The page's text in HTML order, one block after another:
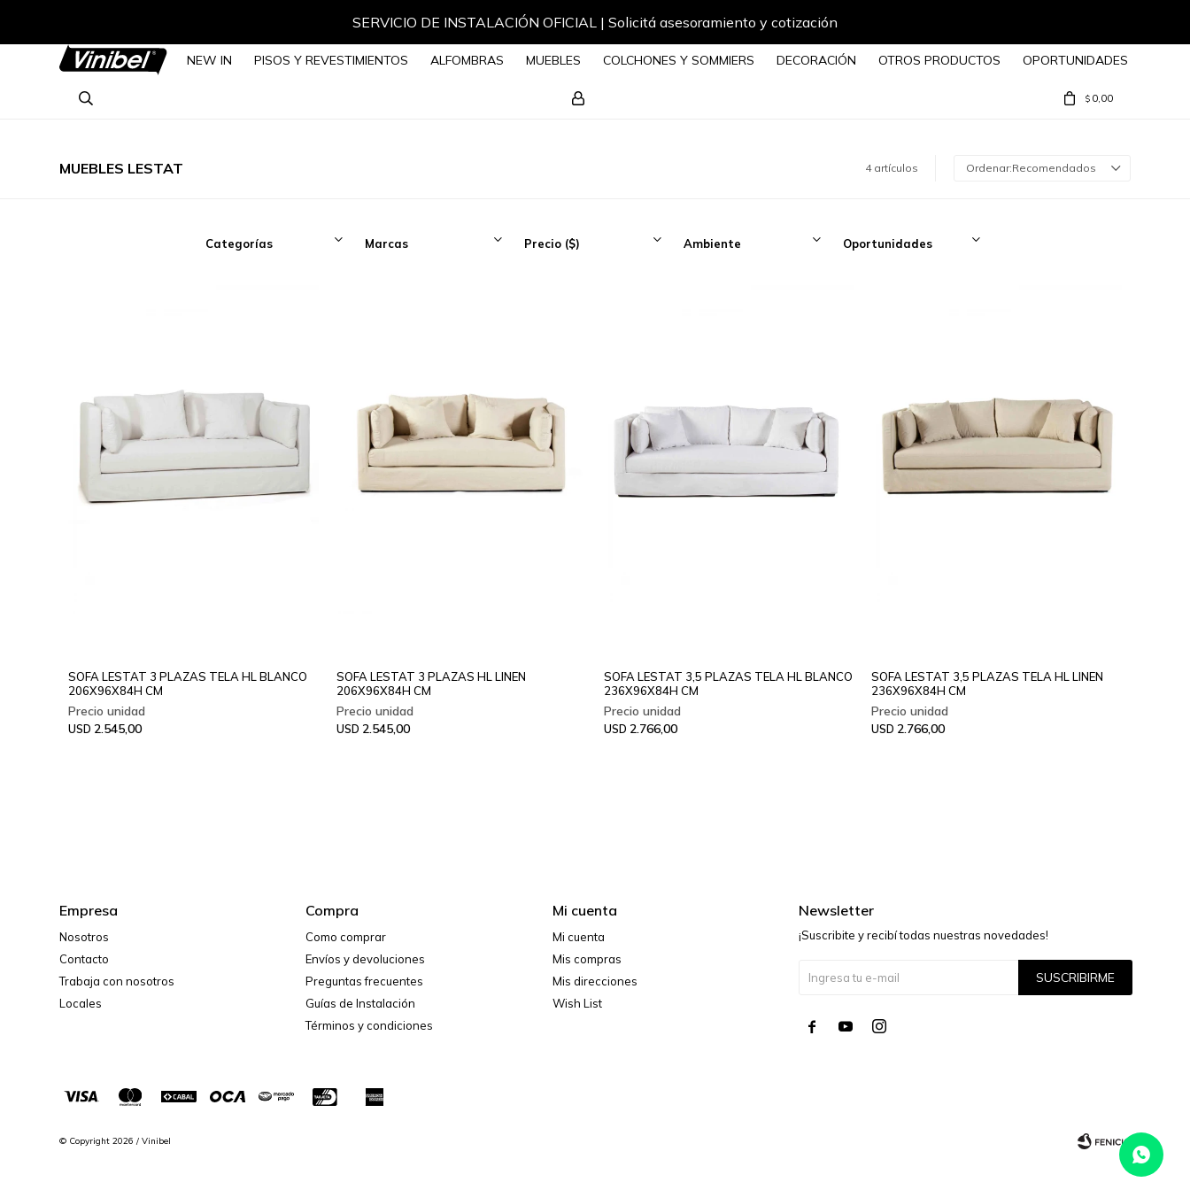
SERVICIO DE INSTALACIÓN OFICIAL | Solicitá asesoramiento y cotización
NEW IN PISOS Y REVESTIMIENTOS ALFOMBRAS MUEBLES COLCHONES Y SOMMIERS DECORACIÓN OTROS PRODUCTOS OPORTUNIDADES
$ 0,00
MUEBLES LESTAT 4 artículos Recomendados
SOFA LESTAT 3 PLAZAS TELA HL BLANCO
206X96X84H CM
USD 2.545,00
SOFA LESTAT 3 PLAZAS HL LINEN
206X96X84H CM
USD 2.545,00
SOFA LESTAT 3,5 PLAZAS TELA HL BLANCO
236X96X84H CM
USD 2.766,00
SOFA LESTAT 3,5 PLAZAS TELA HL LINEN
236X96X84H CM
USD 2.766,00
Categorías Marcas Precio ($) Ambiente Oportunidades
Empresa
Nosotros
Contacto
Trabaja con nosotros
Locales
Compra
Como comprar
Envíos y devoluciones
Preguntas frecuentes
Guías de Instalación
Términos y condiciones
Mi cuenta
Mi cuenta
Mis compras
Mis direcciones
Wish List
Newsletter
¡Suscribite y recibí todas nuestras novedades!
SUSCRIBIRME
  
© Copyright 2026 / Vinibel